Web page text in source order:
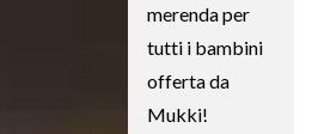
merenda per
tutti i bambini
offerta da
Mukki!